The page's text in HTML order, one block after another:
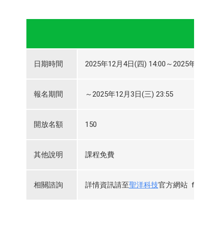
日期時間 2025年12月4日(四) 14:00～2025年12月4
報名期間 ～2025年12月3日(三) 23:55
開放名額 150
其他說明 課程免費
相關諮詢 詳情資訊請至聖洋科技官方網站 funPro